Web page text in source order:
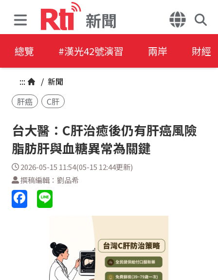
新聞
總覽 #漢光42號演習 兩岸 財經
::: / 新聞
肝癌
C肝
台大醫：C肝治癒後仍有肝癌風險
脂肪肝與血糖異常為關鍵
2026-05-15 11:54(05-15 12:44更新)
撰稿編輯：劉品希